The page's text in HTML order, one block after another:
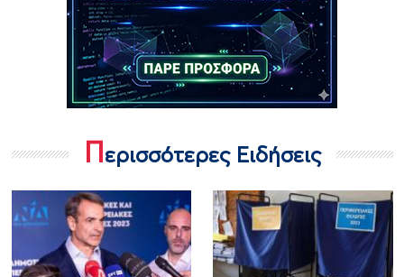
Περισσότερες Ειδήσεις